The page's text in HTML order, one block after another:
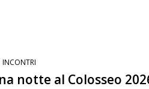
INCONTRI
notte al Colosseo